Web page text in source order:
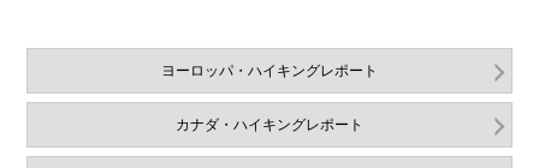
ヨーロッパ・ハイキングレポート
カナダ・ハイキングレポート